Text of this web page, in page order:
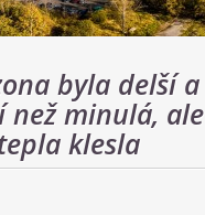
byla delší a
než minulá, ale
klesla